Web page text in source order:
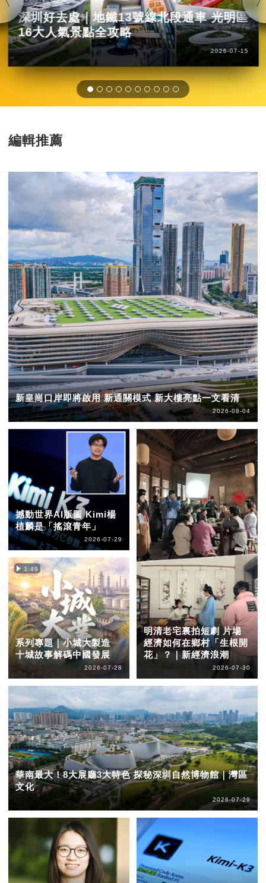
深圳好去處｜地鐵13號線北段通車 光明區
16大人氣景點全攻略
2026-07-15
編輯推薦
新皇崗口岸即將啟用 新通關模式 新大樓亮點一文看清
2026-08-04
撼動世界AI版圖 Kimi楊
植麟是「搖滾青年」
2026-07-29
3:49
系列專題｜小城大製造
十城故事解碼中國發展
2026-07-28
明清老宅裏拍短劇 片場
經濟如何在鄉村「生根開
花」？｜新經濟浪潮
2026-07-30
華南最大！8大展廳3大特色 探秘深圳自然博物館｜灣區
文化
2026-07-29